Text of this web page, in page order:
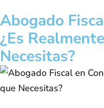
Abogado
¿Es
Necesitas?